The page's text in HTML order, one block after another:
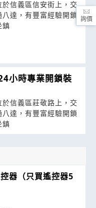
於信義區信安街上，交
八達，有豐富經驗開鎖
鎮
小時專業開鎖裝
於信義區莊敬路上，交
八達，有豐富經驗開鎖
鎮
器（只買遙控器5
詢價